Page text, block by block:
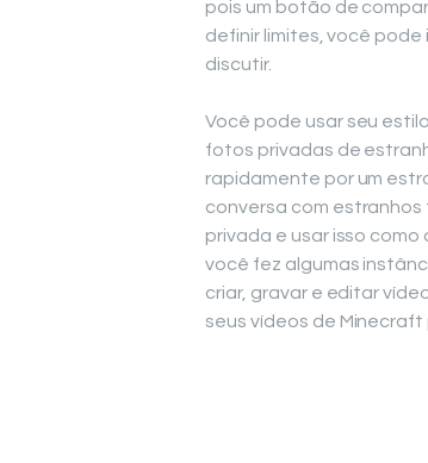
pois um botão de
definir limites, você
discutir.
Você pode usar seu
fotos privadas de
rapidamente por um
conversa com
privada e usar isso
você fez algumas
criar, gravar e editar
seus vídeos de